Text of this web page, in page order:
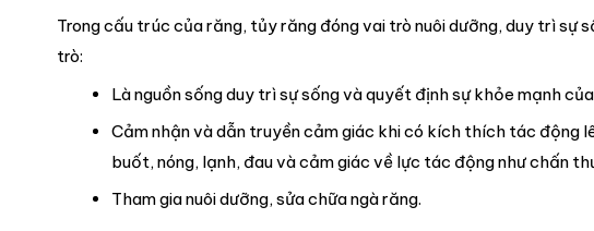
Trong cấu trúc của răng, tủy răng đóng vai trò nuôi dưỡng, duy trì sự
trò:
Là nguồn sống duy trì sự sống và quyết định sự khỏe mạnh
Cảm nhận và dẫn truyền cảm giác khi có kích thích tác động
buốt, nóng, lạnh, đau và cảm giác về lực tác động như chấn
Tham gia nuôi dưỡng, sửa chữa ngà răng.